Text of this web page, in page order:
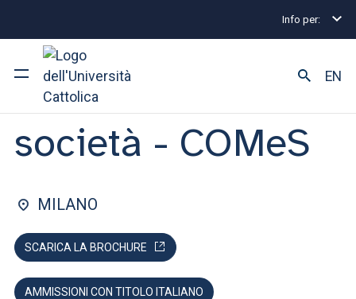
Info per:
Ateneo
Ricerca
Facoltà e campus
EN
Comunicazione e
FACOLTÀ DI: SCIENZE POLITICHE E SOCIALI
Comunicazione e
società - COMeS
MILANO
SCARICA LA BROCHURE
AMMISSIONI CON TITOLO ITALIANO